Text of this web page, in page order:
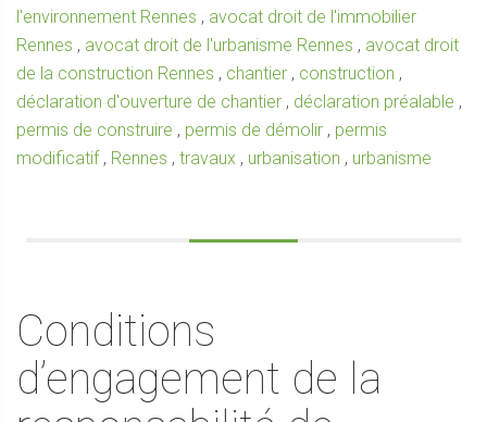
l'environnement Rennes , avocat droit de l'immobilier
Rennes , avocat droit de l'urbanisme Rennes , avocat droit
de la construction Rennes , chantier , construction ,
déclaration d'ouverture de chantier , déclaration préalable ,
permis de construire , permis de démolir , permis
modificatif, Rennes , travaux , urbanisation , urbanisme
Conditions
d’engagement de la